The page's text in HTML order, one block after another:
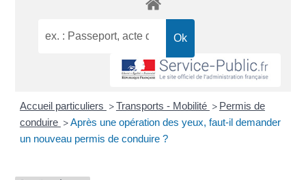
Accueil particuliers >Transports - Mobilité > Permis de
conduire >Après une opération des yeux, faut-il demander
un nouveau permis de conduire ?